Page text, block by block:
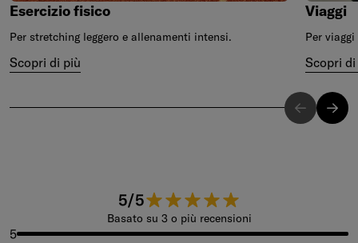
Esercizio fisico
Per stretching leggero e allenamenti intensi.
Scopri di più
Viaggi
Per
Scopri
5/55 su 5 stelle.
Basato su 3 o più recensioni
5